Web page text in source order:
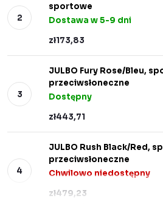
sportowe
Dostawa w 5-9 dni
zł173,83
JULBO Fury Rose/Bleu,
przeciwsłoneczne
Dostępny
zł443,71
JULBO Rush Black/Red,
przeciwsłoneczne
Chwilowo niedostępny
zł479,23